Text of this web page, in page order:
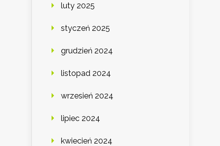
luty 2025
styczeń 2025
grudzień 2024
listopad 2024
wrzesień 2024
lipiec 2024
kwiecień 2024